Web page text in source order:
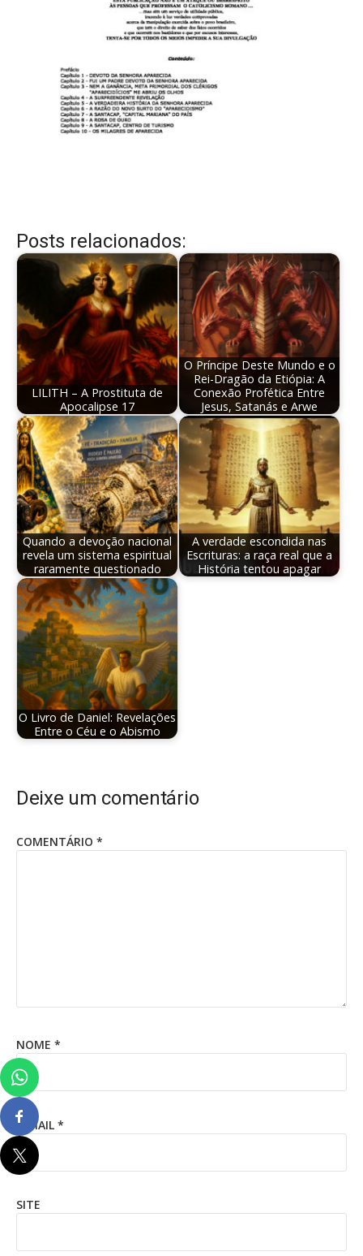
Posts relacionados:
LILITH – A Prostituta de
Apocalipse 17
O Príncipe Deste Mundo e o
Rei-Dragão da Etiópia: A
Conexão Profética Entre
Jesus, Satanás e Arwe
Quando a devoção nacional
revela um sistema espiritual
raramente questionado
A verdade escondida nas
Escrituras: a raça real que a
História tentou apagar
O Livro de Daniel: Revelações
Entre o Céu e o Abismo
Deixe um comentário
COMENTÁRIO *
NOME *
E-MAIL *
SITE